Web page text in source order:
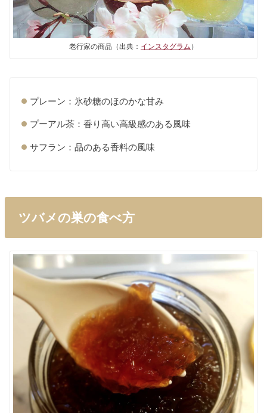
老行家の商品（出典： インスタグラム ）
プレーン：氷砂糖のほのかな甘み
プーアル茶：香り高い高級感のある風味
サフラン：品のある香料の風味
ツバメの巣の食べ方